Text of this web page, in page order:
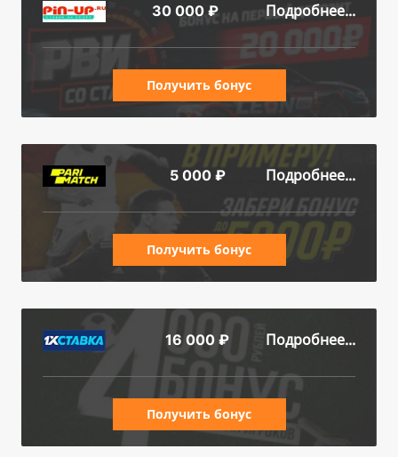
30 000 ₽ Подробнее...
Получить бонус
5 000 ₽ Подробнее...
Получить бонус
16 000 ₽ Подробнее...
Получить бонус